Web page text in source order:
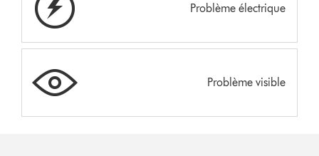
Problème électrique
Problème visible